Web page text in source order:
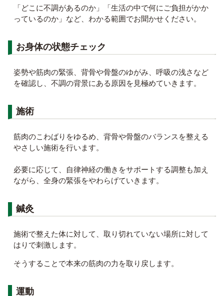
「どこに不調があるのか」「生活の中で何にご負担がかか
っているのか」など、わかる範囲でお聞かせください。
お身体の状態チェック
姿勢や筋肉の緊張、背骨や骨盤のゆがみ、呼吸の浅さなど
を確認し、不調の背景にある原因を見極めていきます。
施術
筋肉のこわばりをゆるめ、背骨や骨盤のバランスを整える
やさしい施術を行います。
必要に応じて、自律神経の働きをサポートする調整も加え
ながら、全身の緊張をやわらげていきます。
鍼灸
施術で整えた体に対して、取り切れていない場所に対して
はりで刺激します。
そうすることで本来の筋肉の力を取り戻します。
運動